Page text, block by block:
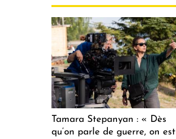
Tamara Stepanyan : « Dès
qu’on parle de guerre, on est